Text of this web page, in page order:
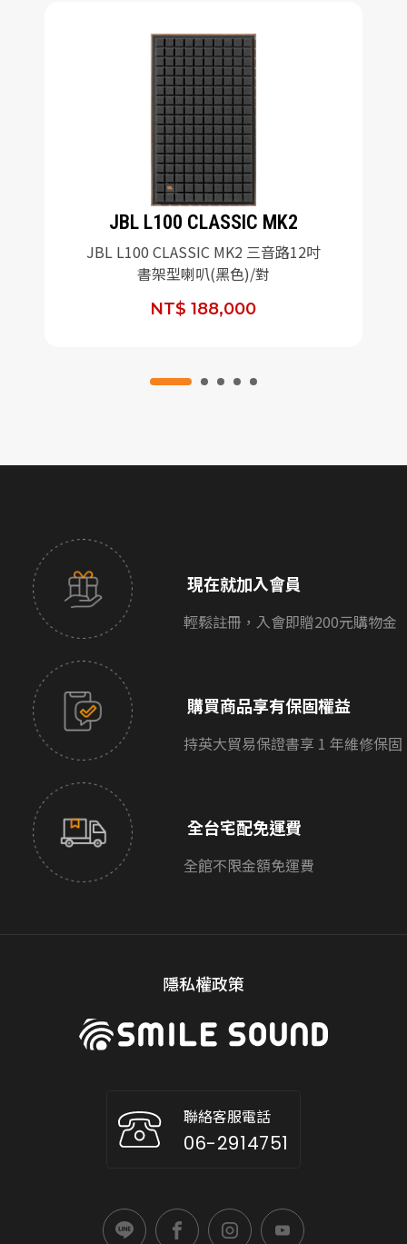
JBL L100 CLASSIC MK2
JBL L100 CLASSIC MK2 三音路12吋
書架型喇叭(黑色)/對
NT$ 188,000
現在就加入會員
輕鬆註冊，入會即贈200元購物金
購買商品享有保固權益
持英大貿易保證書享 1 年維修保固
全台宅配免運費
全館不限金額免運費
隱私權政策
聯絡客服電話
06-2914751